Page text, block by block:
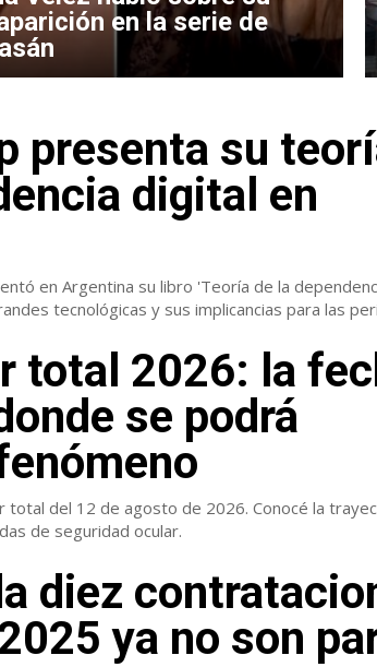
en la serie de
presenta su
digital en
en Argentina su libro 'Teoría de la
tecnológicas y sus implicancias para las
total 2026: la
se podrá
total del 12 de agosto de 2026. Conocé la
de seguridad ocular.
diez
ya no son